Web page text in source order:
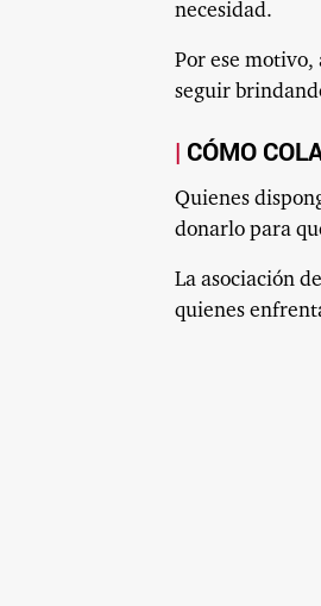
necesidad.
Por ese
seguir
CÓMO
Quienes
donarlo para
La asociación
quienes